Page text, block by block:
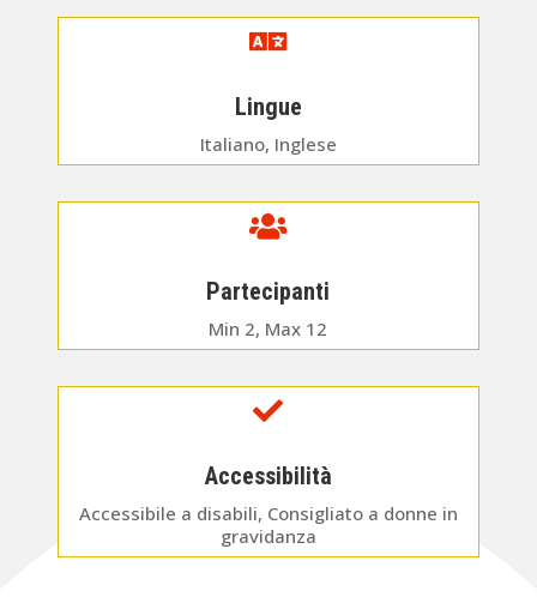

Lingue
Italiano, Inglese

Partecipanti
Min 2, Max 12

Accessibilità
Accessibile a disabili, Consigliato a donne in
gravidanza